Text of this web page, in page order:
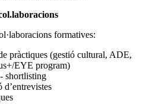
formatives:
pràctiques (gestió cultural, ADE,
EYE program)
shortlisting
d’entrevistes